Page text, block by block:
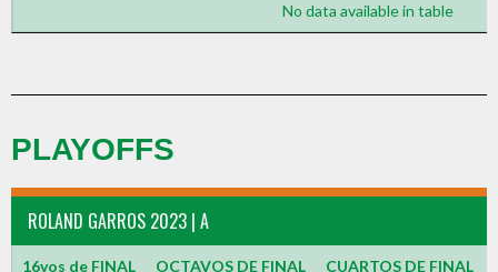
No data available in table
PLAYOFFS
ROLAND GARROS 2023 | A
16vos de FINAL OCTAVOS DE FINAL CUARTOS DE FINAL